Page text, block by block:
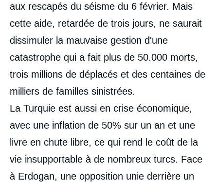
aux rescapés du séisme du 6 février. Mais
cette aide, retardée de trois jours, ne saurait
dissimuler la mauvaise gestion d'une
catastrophe qui a fait plus de 50.000 morts,
trois millions de déplacés et des centaines de
milliers de familles sinistrées.
La Turquie est aussi en crise économique,
avec une inflation de 50% sur un an et une
livre en chute libre, ce qui rend le coût de la
vie insupportable à de nombreux turcs. Face
à Erdogan, une opposition unie derrière un